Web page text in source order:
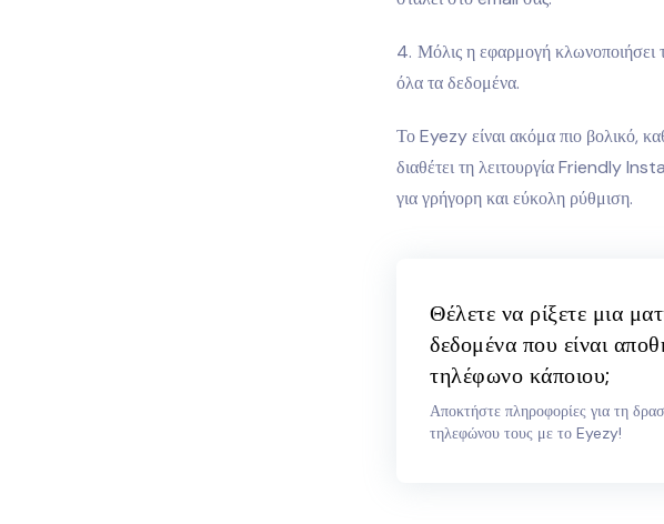
Μόλις η εφαρμογή κλωνοποιήσει
όλα τα δεδομένα.
Το Eyezy είναι ακόμα πιο βολικό,
διαθέτει τη λειτουργία Friendly
για γρήγορη και εύκολη ρύθμιση.
Θέλετε να ρίξετε μια
δεδομένα που είναι
τηλέφωνο κάποιου;
Αποκτήστε πληροφορίες για τη
τηλεφώνου τους με το Eyezy!